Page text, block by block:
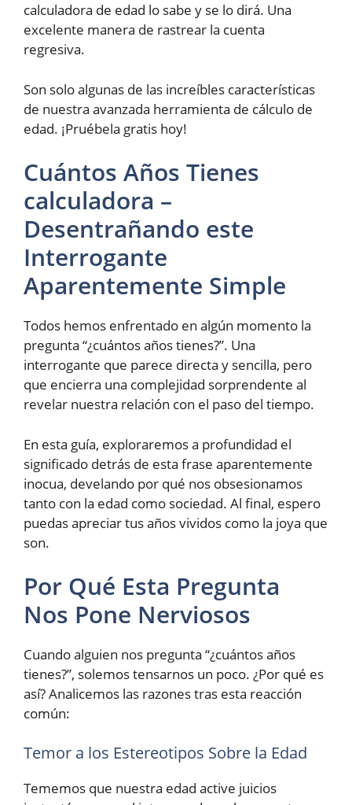
calculadora de edad lo sabe y se lo dirá. Una
excelente manera de rastrear la cuenta
regresiva.
Son solo algunas de las increíbles características
de nuestra avanzada herramienta de cálculo de
edad. ¡Pruébela gratis hoy!
Cuántos Años Tienes
calculadora –
Desentrañando este
Interrogante
Aparentemente Simple
Todos hemos enfrentado en algún momento la
pregunta “¿cuántos años tienes?”. Una
interrogante que parece directa y sencilla, pero
que encierra una complejidad sorprendente al
revelar nuestra relación con el paso del tiempo.
En esta guía, exploraremos a profundidad el
significado detrás de esta frase aparentemente
inocua, develando por qué nos obsesionamos
tanto con la edad como sociedad. Al final, espero
puedas apreciar tus años vividos como la joya que
son.
Por Qué Esta Pregunta
Nos Pone Nerviosos
Cuando alguien nos pregunta “¿cuántos años
tienes?”, solemos tensarnos un poco. ¿Por qué es
así? Analicemos las razones tras esta reacción
común:
Temor a los Estereotipos Sobre la Edad
Tememos que nuestra edad active juicios